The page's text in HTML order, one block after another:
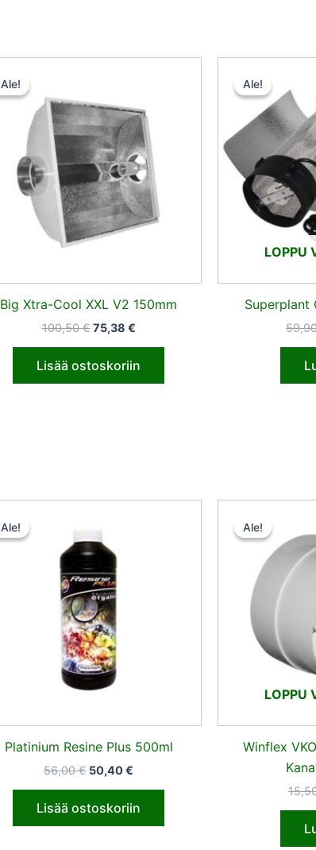
Ale!
Ale!
Big Xtra-Cool XXL V2 150mm
100,50€
100,50 €.
75,38 €
75,38 €.
Lisää ostoskoriin
Ale!
LOPPU
Ale!
Superplant
Ale!
Ale!
Platinium Resine Plus 500ml
56,00€
oli:
56,00 €.
50,40€
Lisää ostoskoriin
Ale!
LOPPU
Ale!
Winflex